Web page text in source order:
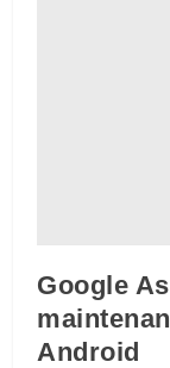
Google
Android